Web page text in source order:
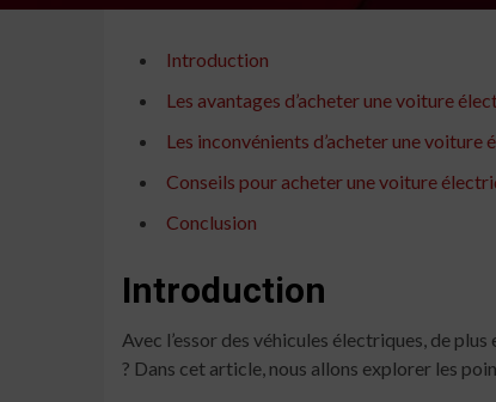
Introduction
Les avantages d’acheter une voiture
Les inconvénients d’acheter une voiture
Conseils pour acheter une voiture
Conclusion
Introduction
Avec l’essor des véhicules électriques, de
? Dans cet article, nous allons explorer les